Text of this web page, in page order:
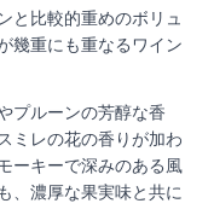
と比較的重めのボリュ
幾重にも重なるワイン
プルーンの芳醇な香
ミレの花の香りが加わ
ーキーで深みのある風
、濃厚な果実味と共に